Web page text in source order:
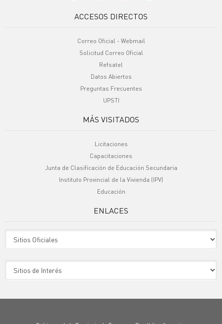
ACCESOS DIRECTOS
Correo Oficial - Webmail
Solicitud Correo Oficial
Refsatel
Datos Abiertos
Preguntas Frecuentes
UPSTI
MÁS VISITADOS
Licitaciones
Capacitaciones
Junta de Clasificación de Educación Secundaria
Instituto Provincial de la Vivienda (IPV)
Educación
ENLACES